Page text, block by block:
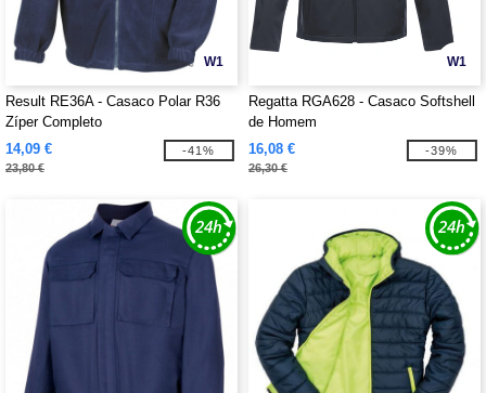
W1
Result RE36A - Casaco Polar R36
Zíper Completo
14,09 €
23,80 €
-41%
W1
Regatta RGA628 - Casaco Softshell
de Homem
16,08 €
26,30 €
-39%